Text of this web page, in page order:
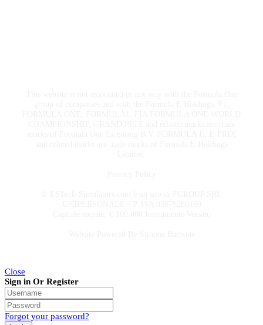
Close
Sign in Or Register
Forgot your password?